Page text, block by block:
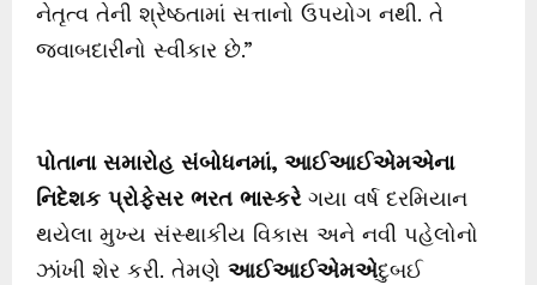
નેતૃત્વ તેની શ્રેષ્ઠતામાં સત્તાનો ઉપયોગ નથી. તે
જવાબદારીનો સ્વીકાર છે.”
પોતાના સમારોહ સંબોધનમાં, આઈઆઈએમએના
નિદેશક પ્રોફેસર ભરત ભાસ્કરેગયા વર્ષ દરમિયાન
થયેલા મુખ્ય સંસ્થાકીય વિકાસ અને નવી પહેલોનો
ઝાંખી શેર કરી. તેમણે આઈઆઈએમએદુબઈ